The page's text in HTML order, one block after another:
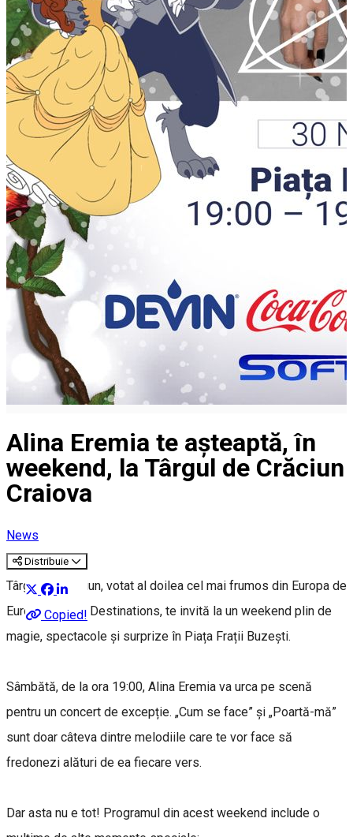
Alina Eremia te așteaptă, în
weekend, la Târgul de Crăciun
Craiova
News
Distribuie
Copied!
Târgul de Crăciun, votat al doilea cel mai frumos din Europa de
European Best Destinations, te invită la un weekend plin de
magie, spectacole și surprize în Piața Frații Buzești.
Sâmbătă, de la ora 19:00, Alina Eremia va urca pe scenă
pentru un concert de excepție. „Cum se face” și „Poartă-mă”
sunt doar câteva dintre melodiile care te vor face să
fredonezi alături de ea fiecare vers.
Dar asta nu e tot! Programul din acest weekend include o